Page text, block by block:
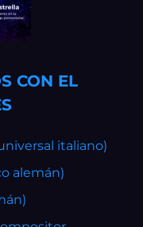
CON EL
italiano)
alemán)